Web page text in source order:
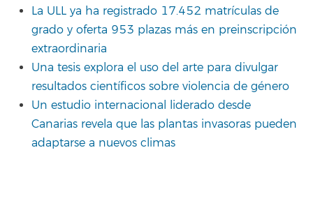
La ULL ya ha registrado 17.452 matrículas de
grado y oferta 953 plazas más en preinscripción
extraordinaria
Una tesis explora el uso del arte para divulgar
resultados científicos sobre violencia de género
Un estudio internacional liderado desde
Canarias revela que las plantas invasoras pueden
adaptarse a nuevos climas